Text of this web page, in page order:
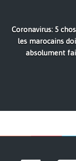
Coronavirus: 5
les marocains
absolument